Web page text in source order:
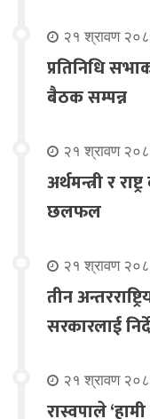
२१ श्रावण
प्रतिनिधि
बैठक सम्पन्न
२१ श्रावण
अर्थमन्त्री र
छलफल
२१ श्रावण
तीन
सरकारलाई
२१ श्रावण
रास्वपाले